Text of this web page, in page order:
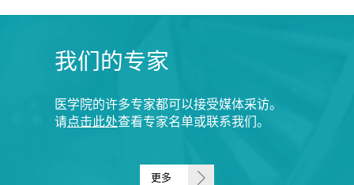
我们的专家
医学院的许多专家都可以接受媒体采访。
请点击此处查看专家名单或联系我们。
更多